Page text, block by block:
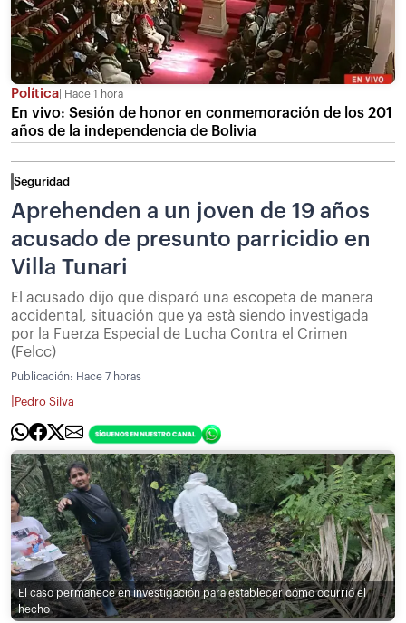
Política Hace 1 hora
En vivo: Sesión de honor en conmemoración de los 201
años de la independencia de Bolivia
Seguridad
Aprehenden a un joven de 19 años
acusado de presunto parricidio en
Villa Tunari
El acusado dijo que disparó una escopeta de manera
accidental, situación que ya està siendo investigada
por la Fuerza Especial de Lucha Contra el Crimen
(Felcc)
Publicación: Hace 7 horas
Pedro Silva
El caso permanece en investigación para establecer cómo ocurrió el
hecho